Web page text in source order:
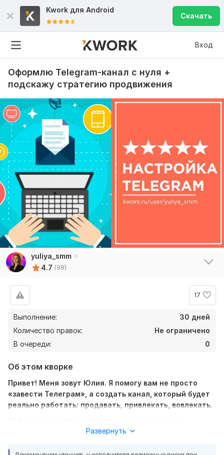
Kwork для Android
Скачать
Вход
Оформлю Telegram-канал с нуля +
подскажу стратегию продвижения
yuliya_smm
4.7 (98)
17
Выполнение:
30 дней
Количество правок:
Не ограничено
В очереди:
0
Об этом кворке
Привет! Меня зовут Юлия. Я помогу вам не просто
«завести Телеграм», а создать канал, который будет
реально работать: продавать, привлекать, вовлекать.
структуры, рубрик, идей для контента и контент-плана.
Развернуть